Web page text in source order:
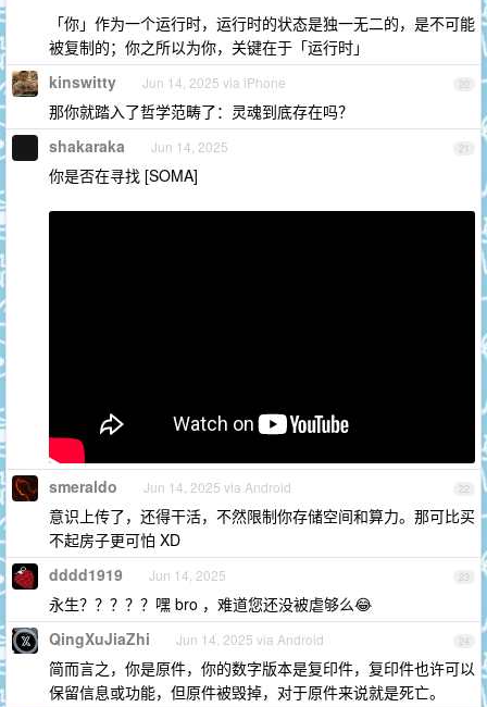
「你」作为一个运行时，运行时的状态是独一无二的，是不可能
被复制的；你之所以为你，关键在于「运行时」
20
kinswitty Jun 14, 2025 via iPhone
那你就踏入了哲学范畴了：灵魂到底存在吗？
21
shakaraka Jun 14, 2025
你是否在寻找 [SOMA]
22
smeraldo Jun 14, 2025 via Android
意识上传了，还得干活，不然限制你存储空间和算力。那可比买
不起房子更可怕 XD
23
dddd1919 Jun 14, 2025
永生？？？？？嘿 bro ，难道您还没被虐够么😂
24
QingXuJiaZhi Jun 14, 2025 via Android
简而言之，你是原件，你的数字版本是复印件，复印件也许可以
保留信息或功能，但原件被毁掉，对于原件来说就是死亡。